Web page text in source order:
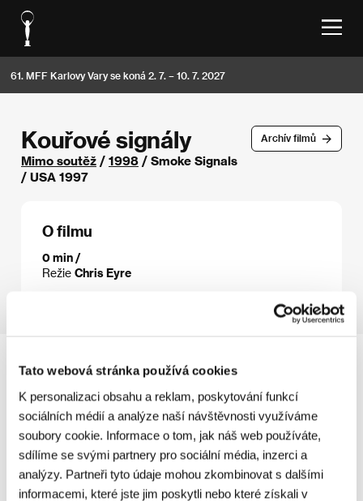
Tato webová stránka používá cookies
K personalizaci obsahu a reklam, poskytování funkcí
sociálních médií a analýze naší návštěvnosti využíváme
soubory cookie. Informace o tom, jak náš web používáte,
sdílíme se svými partnery pro sociální média, inzerci a
analýzy. Partneři tyto údaje mohou zkombinovat s dalšími
informacemi, které jste jim poskytli nebo které získali v
61. MFF Karlovy Vary se koná 2. 7. – 10. 7. 2027
Archív filmů
Kouřové signály
Mimo soutěž / 1998 / Smoke Signals
/ USA 1997
O filmu
0 min /
Režie Chris Eyre